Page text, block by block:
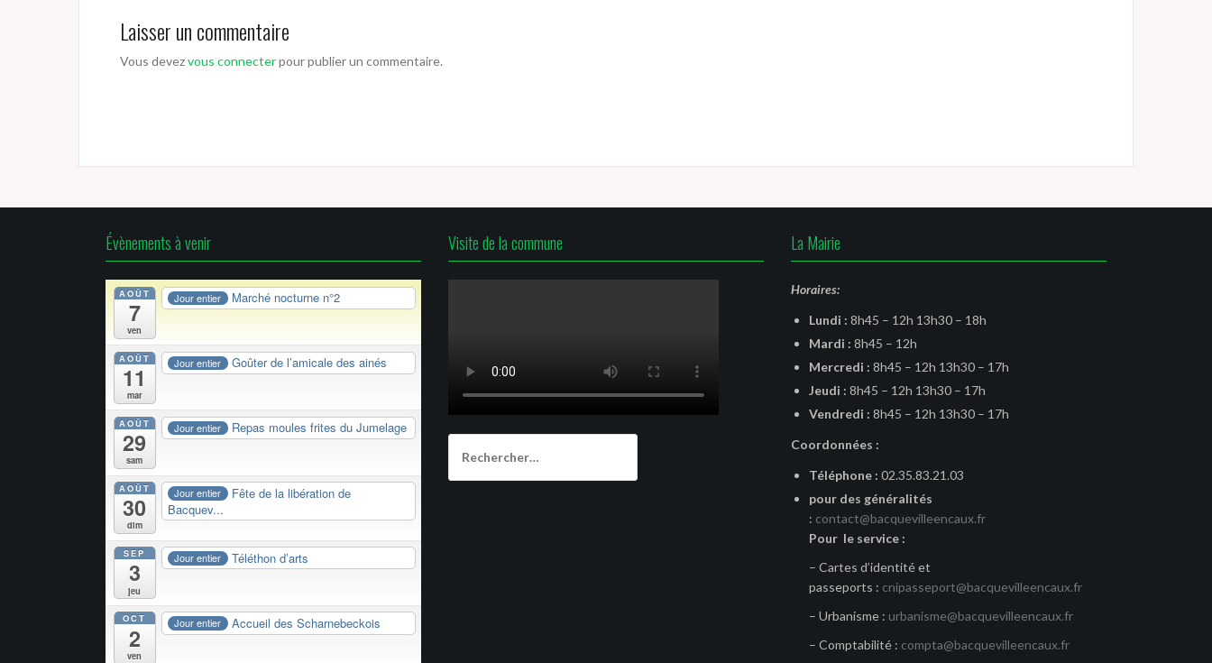
Laisser un commentaire
Vous devezvous connecterpour publier un commentaire.
Évènements à venir
AOÛT
7
ven
Jour entier Marché nocturne n°2
AOÛT
11
mar
Jour entier Goûter de l’amicale des ainés
AOÛT
29
sam
Jour entier Repas moules frites du Jumelage
AOÛT
30
dim
Jour entier
Fête de la libération de
Bacquev...
SEP
3
jeu
Jour entier Téléthon d’arts
OCT
2
ven
Jour entier Accueil des Scharnebeckois
Visite de la commune La Mairie
Horaires:
Lundi : 8h45 – 12h 13h30 – 18h
Mardi : 8h45 – 12h
Mercredi : 8h45 – 12h 13h30 – 17h
Jeudi : 8h45 – 12h 13h30 – 17h
Vendredi : 8h45 – 12h 13h30 – 17h
Coordonnées :
Téléphone : 02.35.83.21.03
pour des généralités
: contact@bacquevilleencaux.fr
Pour le service :
– Cartes d’identité et
passeports : cnipasseport@bacquevilleencaux.fr
– Urbanisme : urbanisme@bacquevilleencaux.fr
– Comptabilité : compta@bacquevilleencaux.fr